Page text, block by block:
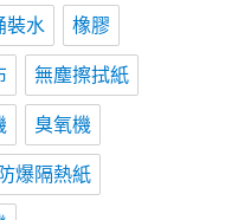
裝水 橡膠
無塵擦拭紙
臭氧機
防爆隔熱紙